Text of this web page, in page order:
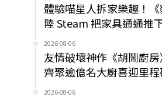
體驗喵星人拆家樂趣！
陸 Steam 把家具通通推
2026-08-06
友情破壞神作《胡鬧廚
齊聚逾億名大廚喜迎里
2026-08-06